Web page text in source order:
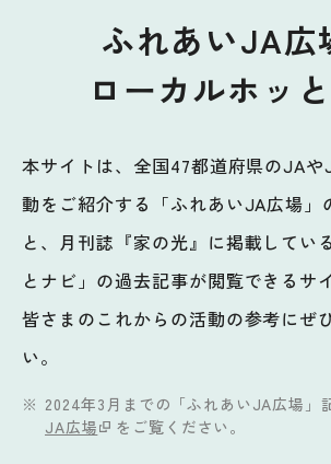
ふれあいJA広
ローカルホッ
本サイトは、全国47都道府県のJA
動をご紹介する「ふれあいJA広場」
と、月刊誌『家の光』に掲載してい
とナビ」の過去記事が閲覧できるサ
皆さまのこれからの活動の参考にぜ
い。
2024年3月までの「ふれあいJA広場」
JA広場
をご覧ください。